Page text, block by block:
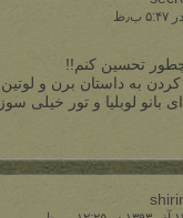
چطور تحسین کنم!!
به داستان برن و
لوبلیا و تور خیلی